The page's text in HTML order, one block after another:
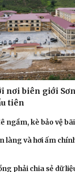
nơi biên giới
tiên
ngầm, kè bảo vệ
làng và hơi ấm
phải chia sẻ dữ